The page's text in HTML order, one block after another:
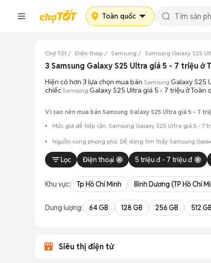
Toàn quốc
Chợ Tốt Điện thoại Samsung Samsung Galaxy S25
3 Samsung Galaxy S25 Ultra giá 5 - 7 triệu
Hiện có hơn 3 lựa chọn mua bán Samsung Galaxy S25
chiếc Samsung Galaxy S25 Ultra giá 5 - 7 triệu ở Toàn
Vì sao nên mua bán Samsung Galaxy S25 Ultra giá 5 - 7
Mức giá dễ tiếp cận: Samsung Galaxy S25 Ultra giá 5 -
Nguồn cung phong phú: Dễ dàng tìm thấy Samsung
màu sắc.
Giao dịch minh bạch: Việc gặp gỡ trực tiếp giúp
Mua bán linh hoạt: Hai bên có thể chủ động thỏa
Lọc
Điện thoại 5 triệu đ - 7 triệu đ
Khu vực: Tp Hồ Chí Minh Bình Dương (TP Hồ Chí
Dung lượng: 64 GB 128 GB 256 GB 512 GB
Siêu thị điện tử